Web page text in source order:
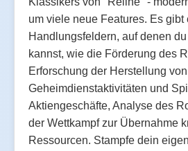
um viele neue Features. Es gibt
Handlungsfeldern, auf denen
kannst, wie die Förderung des
Erforschung der Herstellung
Geheimdienstaktivitäten und
Aktiengeschäfte, Analyse des
der Wettkampf zur Übernahme
Ressourcen. Stampfe dein